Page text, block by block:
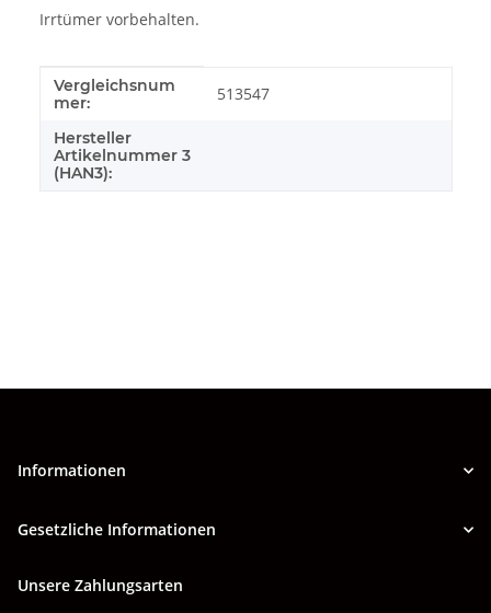
Irrtümer vorbehalten.
Produkteigenschaft
Wert
Vergleichsnum
mer:
513547
Hersteller
Artikelnummer 3
(HAN3):
Informationen
Gesetzliche Informationen
Unsere Zahlungsarten